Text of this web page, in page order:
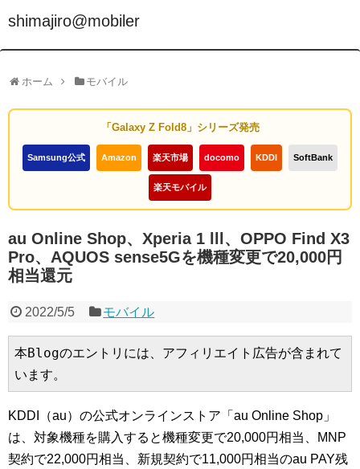
shimajiro@mobiler
ホーム モバイル
「Galaxy Z Fold8」シリーズ発売
Samsung公式 Amazon 楽天市場 docomo KDDI SoftBank
楽天モバイル
au Online Shop、Xperia 1 lll、OPPO Find X3
Pro、AQUOS sense5Gを機種変更で20,000円
相当還元
2022/5/5 モバイル
本Blogのエントリには、アフィリエイト広告が含まれて
います。
KDDI（au）の公式オンラインストア「au Online Shop」
は、対象機種を購入すると機種変更で20,000円相当、MNP
契約で22,000円相当、新規契約で11,000円相当のau PAY残